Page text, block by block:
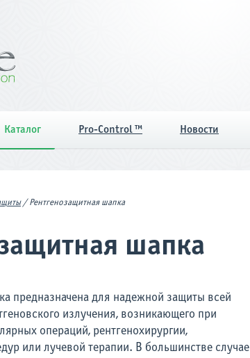
Каталог Pro-Control ™ Новости
/ Рентгенозащитная шапка
шапка
предназначена для надежной защиты всей
излучения, возникающего при
операций, рентгенохирургии,
или лучевой терапии. В большинстве случае